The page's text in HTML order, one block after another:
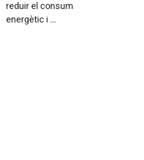
reduir el consum
energètic i ...